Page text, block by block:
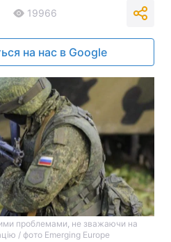
19966
на нас в Google
проблемами, не зважаючи на
/ фото Emerging Europe